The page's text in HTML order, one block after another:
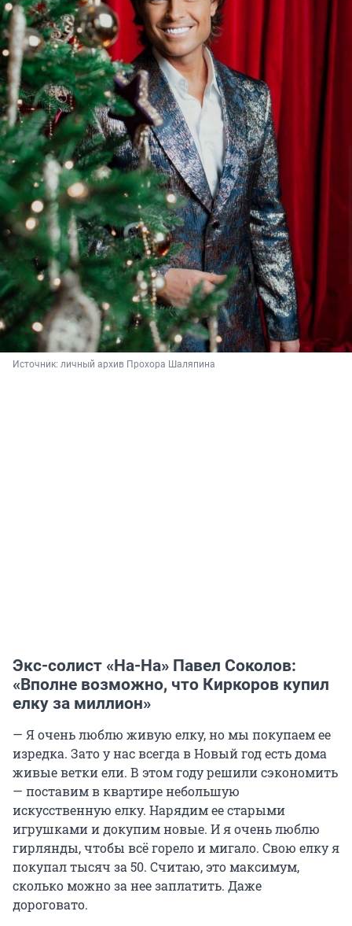
Источник: личный архив Прохора Шаляпина
Экс-солист «На-На» Павел Соколов:
«Вполне возможно, что Киркоров купил
елку за миллион»
— Я очень люблю живую елку, но мы покупаем ее
изредка. Зато у нас всегда в Новый год есть дома
живые ветки ели. В этом году решили сэкономить
— поставим в квартире небольшую
искусственную елку. Нарядим ее старыми
игрушками и докупим новые. И я очень люблю
гирлянды, чтобы всё горело и мигало. Свою елку я
покупал тысяч за 50. Считаю, это максимум,
сколько можно за нее заплатить. Даже
дороговато.